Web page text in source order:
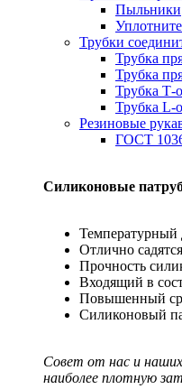
Пыльники
Трубки
Трубка
Трубка
Трубка Т-
Трубка L-
Резиновые
ГОСТ
Силиконовые
Температурный
Отлично
Прочность
Входящий в
Повышенный
Силиконовый
Совет от нас и наших
наиболее плотную